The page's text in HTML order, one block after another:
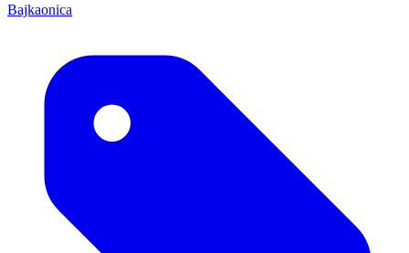
Bajkaonica